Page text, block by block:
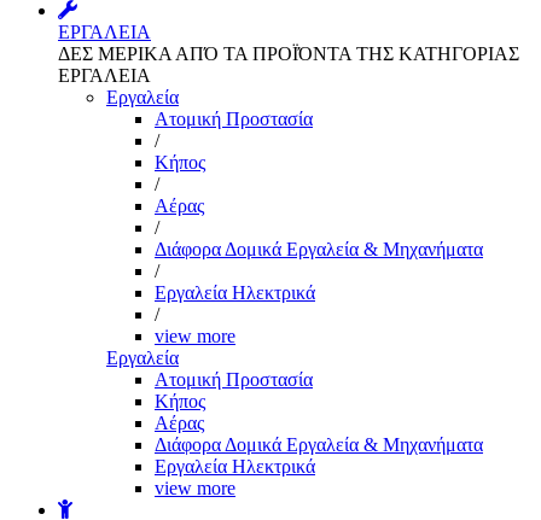
ΕΡΓΑΛΕΙΑ
ΔΕΣ ΜΕΡΙΚΑ ΑΠΌ ΤΑ ΠΡΟΪΌΝΤΑ ΤΗΣ ΚΑΤΗΓΟΡΙΑΣ
ΕΡΓΑΛΕΙΑ
Εργαλεία
Aτομική Προστασία
/
Kήπος
/
Αέρας
/
Διάφορα Δομικά Εργαλεία & Μηχανήματα
/
Εργαλεία Ηλεκτρικά
/
view more
Εργαλεία
Aτομική Προστασία
Kήπος
Αέρας
Διάφορα Δομικά Εργαλεία & Μηχανήματα
Εργαλεία Ηλεκτρικά
view more